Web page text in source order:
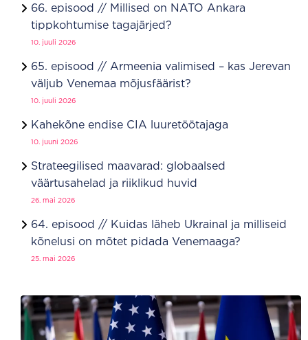
66. episood // Millised on NATO Ankara
tippkohtumise tagajärjed?
10. juuli 2026
65. episood // Armeenia valimised – kas Jerevan
väljub Venemaa mõjusfäärist?
10. juuli 2026
Kahekõne endise CIA luuretöötajaga
10. juuni 2026
Strateegilised maavarad: globaalsed
väärtusahelad ja riiklikud huvid
26. mai 2026
64. episood // Kuidas läheb Ukrainal ja milliseid
kõnelusi on mõtet pidada Venemaaga?
25. mai 2026